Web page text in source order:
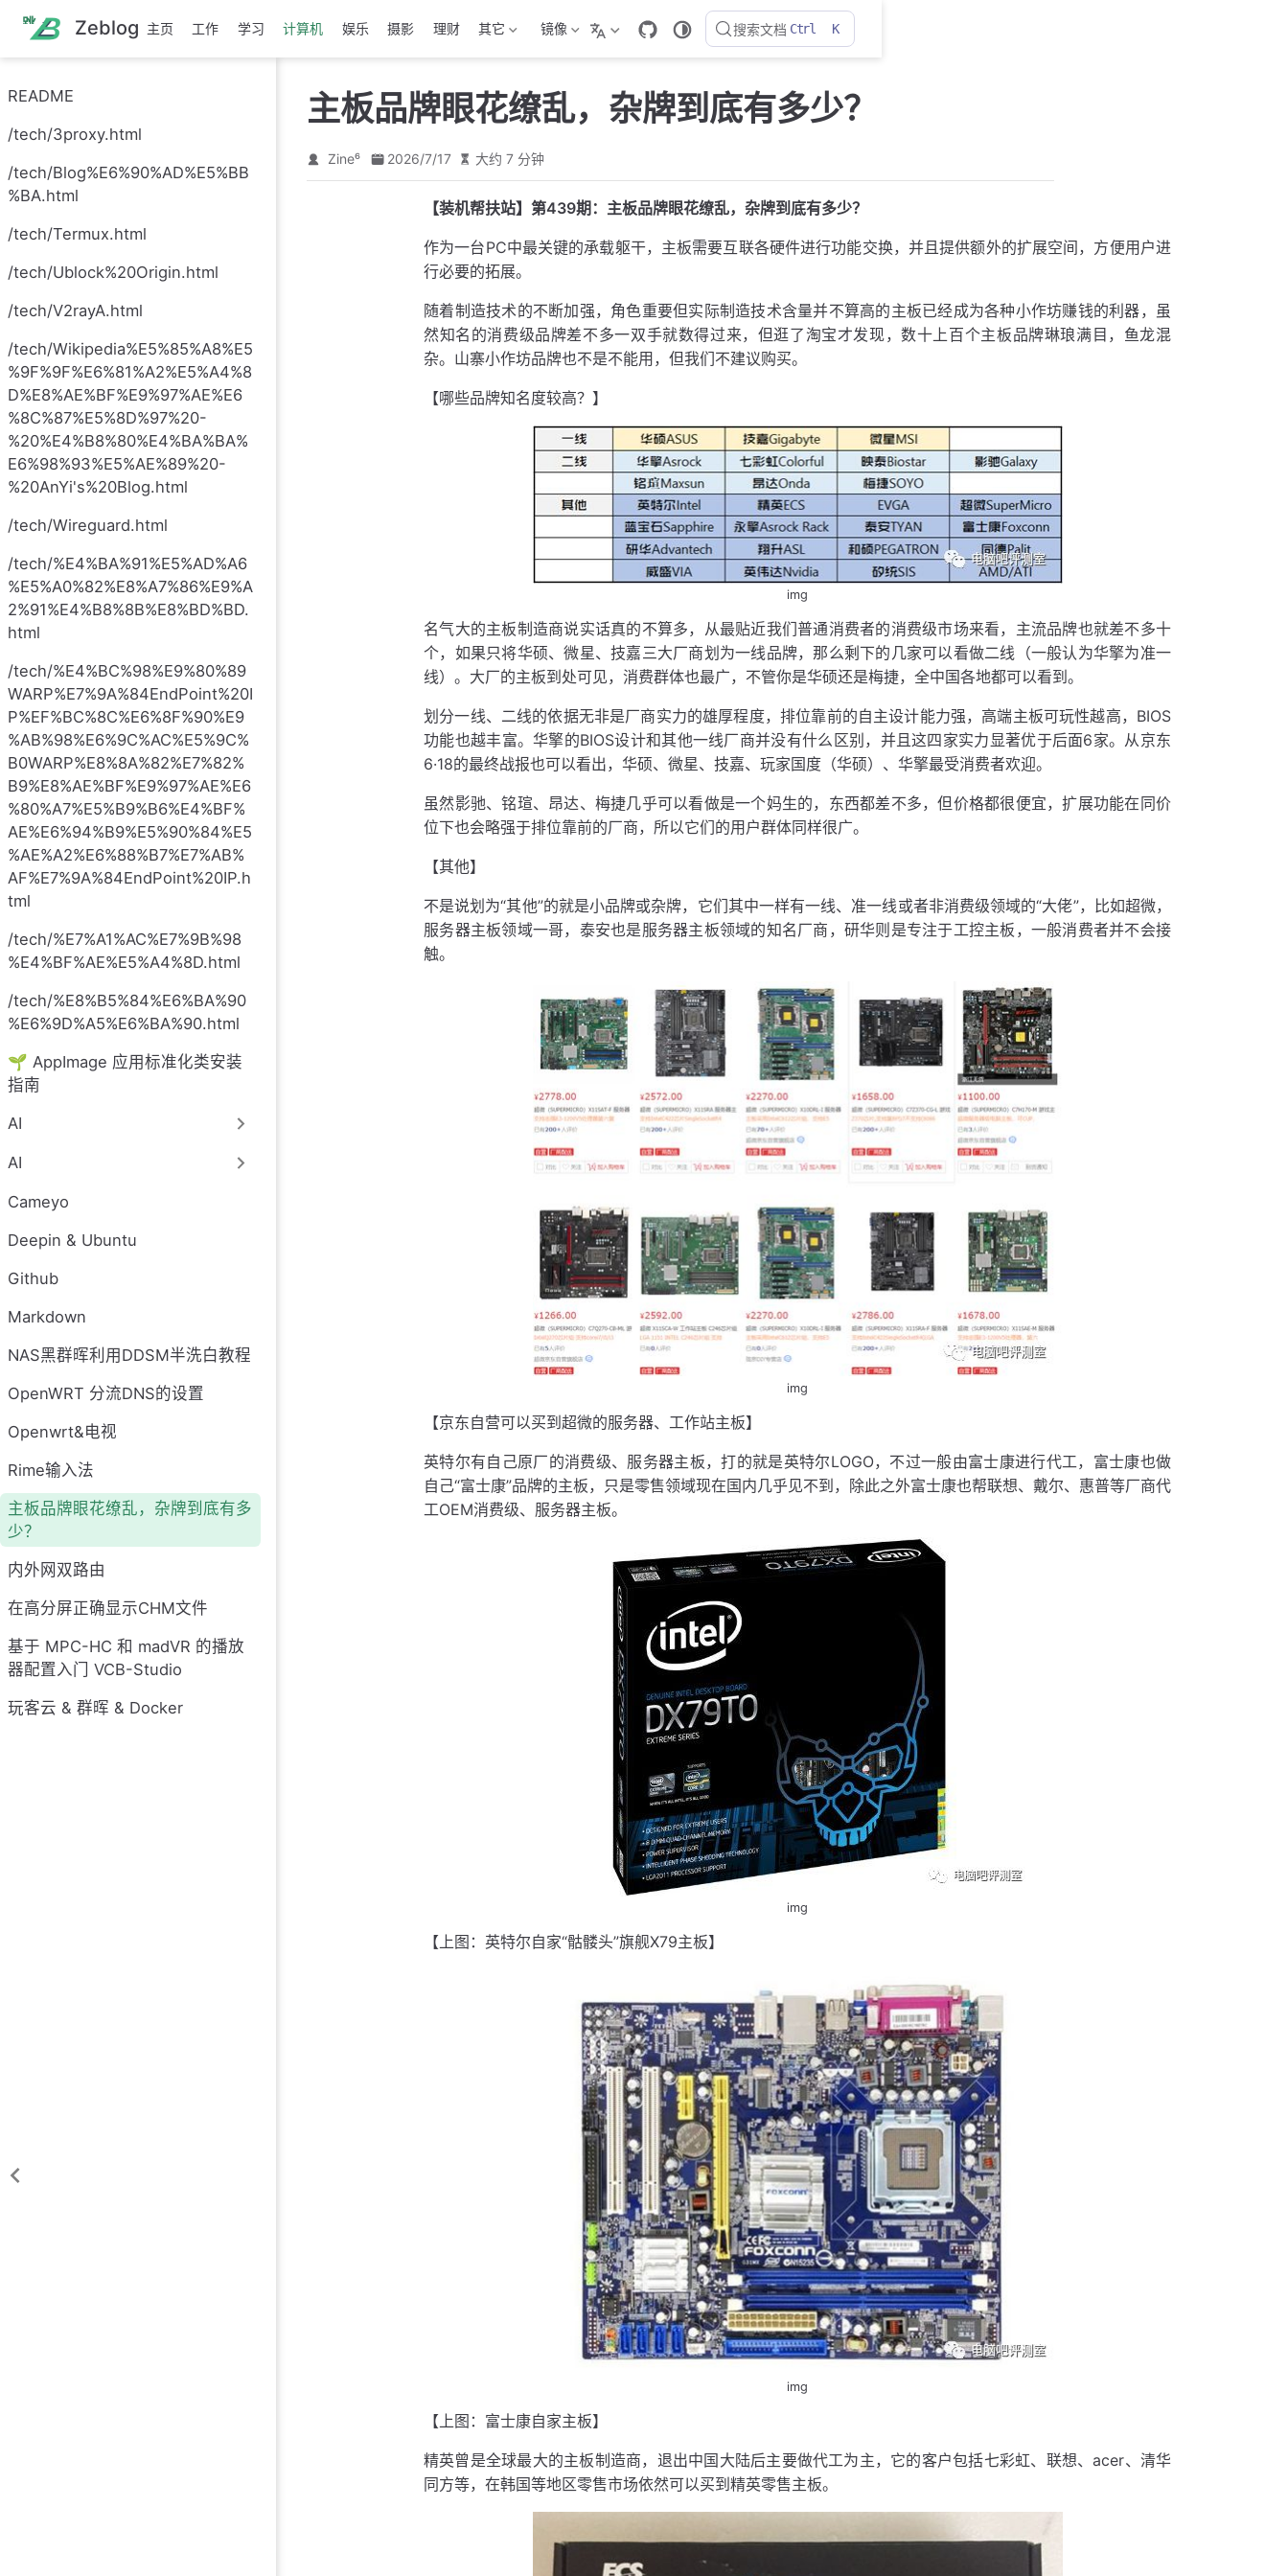
跳
至
主
內
Zeblog 主页 工作 学习 计算机 娱乐 摄影 理财 其它 镜像 搜索文档 Ctrl K
README
/tech/3proxy.html
/tech/Blog%E6%90%AD%E5%BB
%BA.html
/tech/Termux.html
/tech/Ublock%20Origin.html
/tech/V2rayA.html
/tech/Wikipedia%E5%85%A8%E5
%9F%9F%E6%81%A2%E5%A4%8
D%E8%AE%BF%E9%97%AE%E6
%8C%87%E5%8D%97%20-
%20%E4%B8%80%E4%BA%BA%
E6%98%93%E5%AE%89%20-
%20AnYi's%20Blog.html
/tech/Wireguard.html
/tech/%E4%BA%91%E5%AD%A6
%E5%A0%82%E8%A7%86%E9%A
2%91%E4%B8%8B%E8%BD%BD.
html
/tech/%E4%BC%98%E9%80%89
WARP%E7%9A%84EndPoint%20I
P%EF%BC%8C%E6%8F%90%E9
%AB%98%E6%9C%AC%E5%9C%
B0WARP%E8%8A%82%E7%82%
B9%E8%AE%BF%E9%97%AE%E6
%80%A7%E5%B9%B6%E4%BF%
AE%E6%94%B9%E5%90%84%E5
%AE%A2%E6%88%B7%E7%AB%
AF%E7%9A%84EndPoint%20IP.h
tml
/tech/%E7%A1%AC%E7%9B%98
%E4%BF%AE%E5%A4%8D.html
/tech/%E8%B5%84%E6%BA%90
%E6%9D%A5%E6%BA%90.html
🌱 AppImage 应用标准化类安装
指南
AI
AI
Cameyo
Deepin & Ubuntu
Github
Markdown
NAS黑群晖利用DDSM半洗白教程
OpenWRT 分流DNS的设置
Openwrt&电视
Rime输入法
主板品牌眼花缭乱，杂牌到底有多
少？
内外网双路由
在高分屏正确显示CHM文件
基于 MPC-HC 和 madVR 的播放
器配置入门 VCB-Studio
玩客云 & 群晖 & Docker
主板品牌眼花缭乱，杂牌到底有多少？
Zine⁶ 2026/7/17 大约 7 分钟
【装机帮扶站】第439期：主板品牌眼花缭乱，杂牌到底有多少？
作为一台PC中最关键的承载躯干，主板需要互联各硬件进行功能交换，并且提供额外的扩展空间，方便用户进
行必要的拓展。
随着制造技术的不断加强，角色重要但实际制造技术含量并不算高的主板已经成为各种小作坊赚钱的利器，虽
然知名的消费级品牌差不多一双手就数得过来，但逛了淘宝才发现，数十上百个主板品牌琳琅满目，鱼龙混
杂。山寨小作坊品牌也不是不能用，但我们不建议购买。
【哪些品牌知名度较高？】
img
名气大的主板制造商说实话真的不算多，从最贴近我们普通消费者的消费级市场来看，主流品牌也就差不多十
个，如果只将华硕、微星、技嘉三大厂商划为一线品牌，那么剩下的几家可以看做二线（一般认为华擎为准一
线）。大厂的主板到处可见，消费群体也最广，不管你是华硕还是梅捷，全中国各地都可以看到。
划分一线、二线的依据无非是厂商实力的雄厚程度，排位靠前的自主设计能力强，高端主板可玩性越高，BIOS
功能也越丰富。华擎的BIOS设计和其他一线厂商并没有什么区别，并且这四家实力显著优于后面6家。从京东
6·18的最终战报也可以看出，华硕、微星、技嘉、玩家国度（华硕）、华擎最受消费者欢迎。
虽然影驰、铭瑄、昂达、梅捷几乎可以看做是一个妈生的，东西都差不多，但价格都很便宜，扩展功能在同价
位下也会略强于排位靠前的厂商，所以它们的用户群体同样很广。
【其他】
不是说划为“其他”的就是小品牌或杂牌，它们其中一样有一线、准一线或者非消费级领域的“大佬”，比如超微，
服务器主板领域一哥，泰安也是服务器主板领域的知名厂商，研华则是专注于工控主板，一般消费者并不会接
触。
img
【京东自营可以买到超微的服务器、工作站主板】
英特尔有自己原厂的消费级、服务器主板，打的就是英特尔LOGO，不过一般由富士康进行代工，富士康也做
自己“富士康”品牌的主板，只是零售领域现在国内几乎见不到，除此之外富士康也帮联想、戴尔、惠普等厂商代
工OEM消费级、服务器主板。
img
【上图：英特尔自家“骷髅头”旗舰X79主板】
img
【上图：富士康自家主板】
精英曾是全球最大的主板制造商，退出中国大陆后主要做代工为主，它的客户包括七彩虹、联想、acer、清华
同方等，在韩国等地区零售市场依然可以买到精英零售主板。